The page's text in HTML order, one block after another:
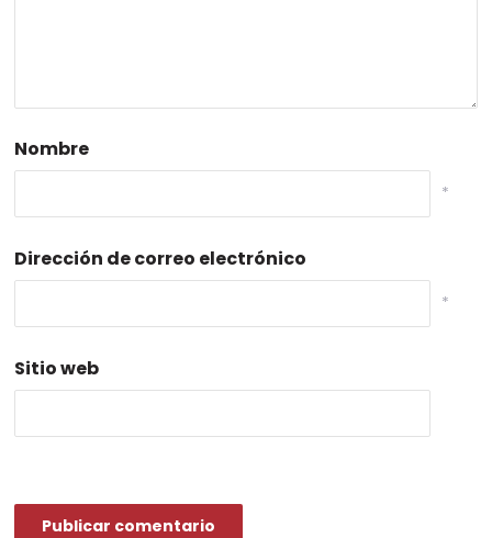
Nombre
*
Dirección de correo electrónico
*
Sitio web